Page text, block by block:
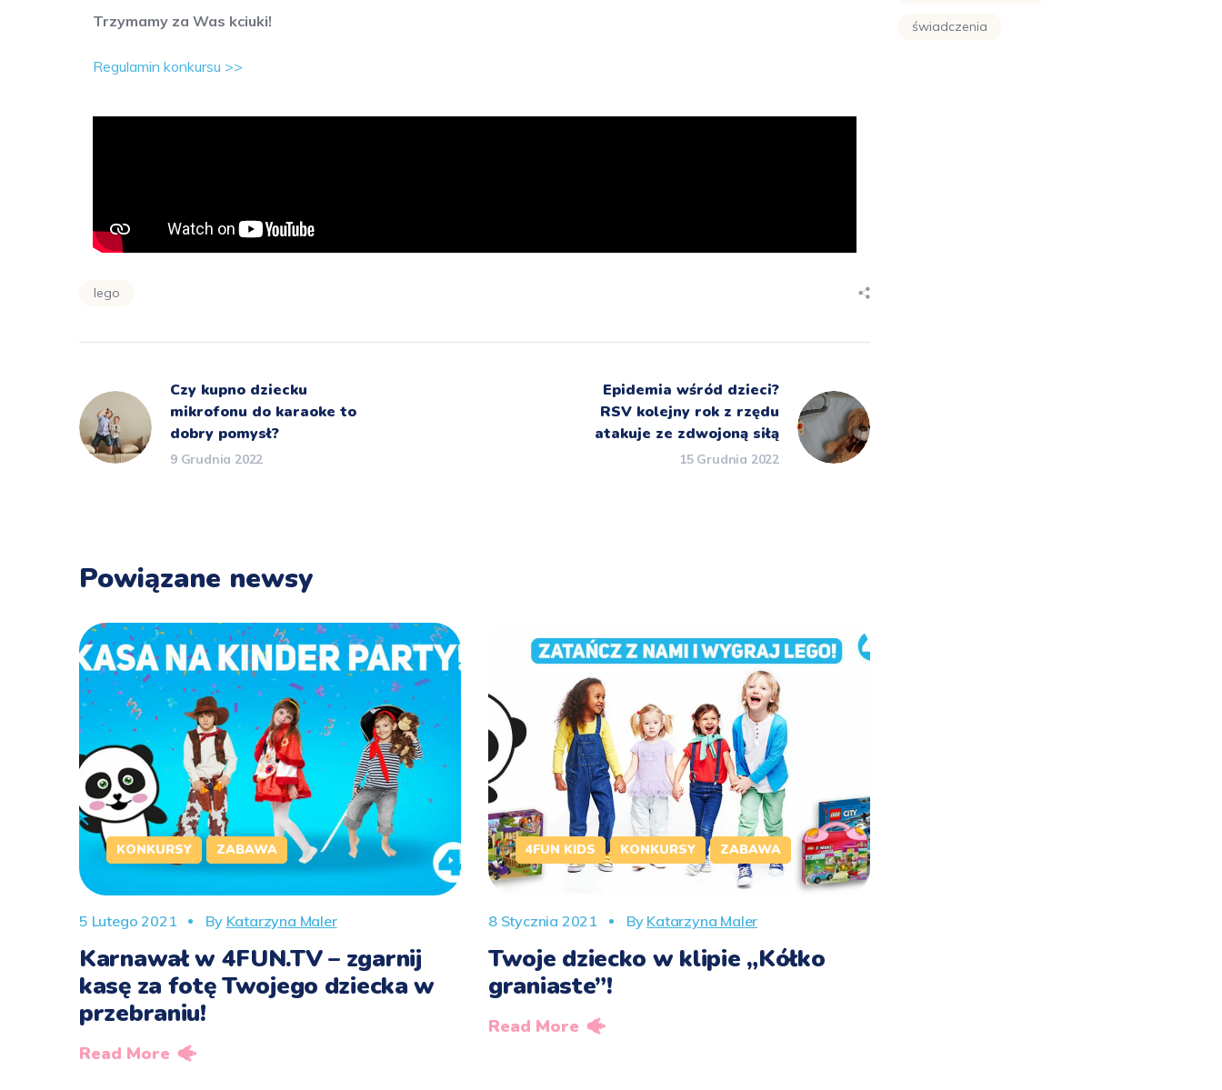
Trzymamy za Was kciuki!
Regulamin konkursu >>
lego
Czy kupno dziecku
mikrofonu do karaoke to
dobry pomysł?
9 Grudnia 2022
Epidemia wśród dzieci?
RSV kolejny rok z rzędu
atakuje ze zdwojoną siłą
15 Grudnia 2022
Powiązane newsy
KONKURSY ZABAWA
5 Lutego 2021 By Katarzyna Maler
Karnawał w 4FUN.TV – zgarnij
kasę za fotę Twojego dziecka w
przebraniu!
Read More
4FUN KIDS KONKURSY ZABAWA
8 Stycznia 2021 By Katarzyna Maler
Twoje dziecko w klipie „Kółko
graniaste”!
Read More
świadczenia